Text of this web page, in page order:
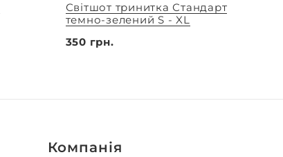
Світшот тринитка Стандарт
темно-зелений S - XL
350 грн.
Компанія